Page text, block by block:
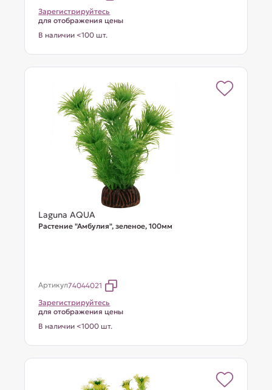
Зарегистрируйтесь
для отображения цены
В наличии <100 шт.
Laguna AQUA
Растение "Амбулия", зеленое, 100мм
Артикул74044021
Зарегистрируйтесь
для отображения цены
В наличии <1000 шт.